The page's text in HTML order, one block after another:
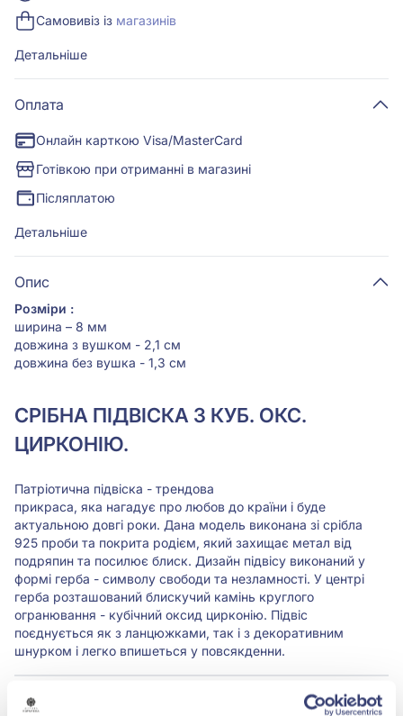
Самовивіз із магазинів
Детальніше
Оплата
Онлайн карткою Visa/MasterCard
Готівкою при отриманні в магазині
Післяплатою
Детальніше
Опис
Розміри :
ширина – 8 мм
довжина з вушком - 2,1 см
довжина без вушка - 1,3 см
СРІБНА ПІДВІСКА З КУБ. ОКС.
ЦИРКОНІЮ.
Патріотична підвіска - трендова
прикраса, яка нагадує про любов до країни і буде
актуальною довгі роки. Дана модель виконана зі срібла
925 проби та покрита родієм, який захищає метал від
подряпин та посилює блиск. Дизайн підвісу виконаний у
формі герба - символу свободи та незламності. У центрі
герба розташований блискучий камінь круглого
огранювання - кубічний оксид цирконію. Підвіс
поєднується як з ланцюжками, так і з декоративним
шнурком і легко впишеться у повсякденни.
Характеристики